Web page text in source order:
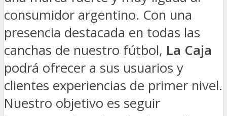
consumidor argentino. Con una
presencia destacada en todas las
canchas de nuestro fútbol, La Caja
podrá ofrecer a sus usuarios y
clientes experiencias de primer nivel.
Nuestro objetivo es seguir